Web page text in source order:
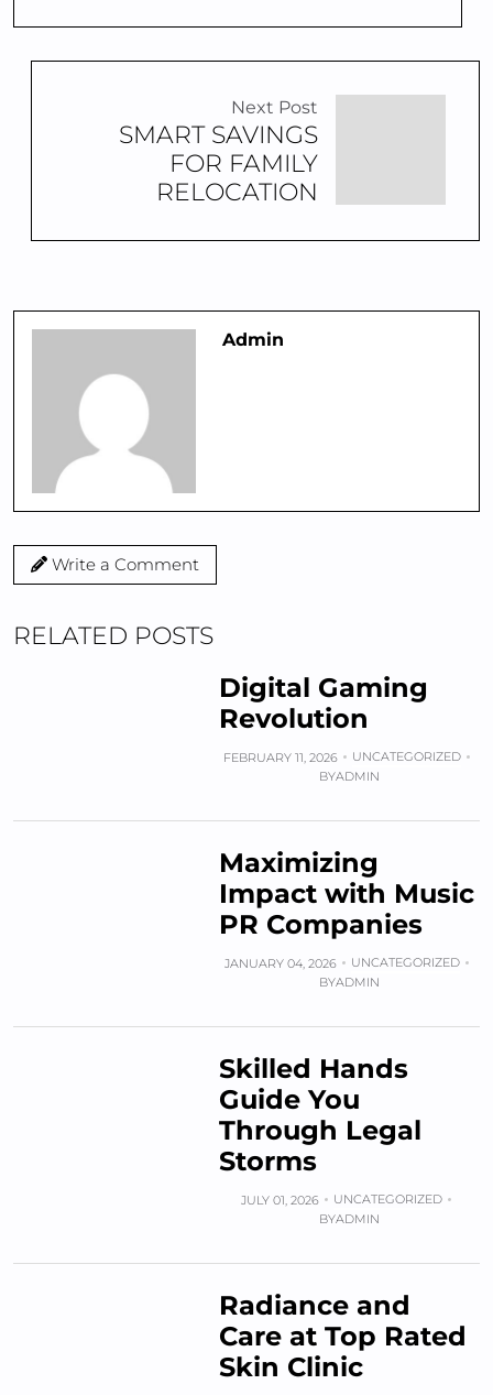
Next Post
SMART SAVINGS
FOR FAMILY
RELOCATION
Admin
Write a Comment
RELATED POSTS
Digital Gaming
Revolution
FEBRUARY 11, 2026
UNCATEGORIZED
BYADMIN
Maximizing
Impact with Music
PR Companies
JANUARY 04, 2026
UNCATEGORIZED
BYADMIN
Skilled Hands
Guide You
Through Legal
Storms
JULY 01, 2026
UNCATEGORIZED
BYADMIN
Radiance and
Care at Top Rated
Skin Clinic